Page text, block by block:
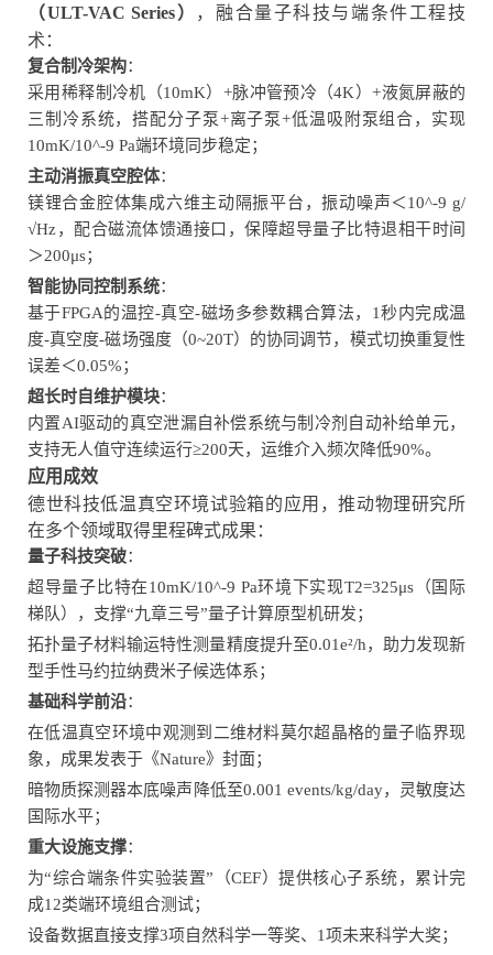
（ULT-VAC Series） ，融合量子科技与端条件工程技
术：
复合制冷架构：
采用稀释制冷机（10mK）+脉冲管预冷（4K）+液氮屏蔽的
三制冷系统，搭配分子泵+离子泵+低温吸附泵组合，实现
10mK/10^-9 Pa端环境同步稳定；
主动消振真空腔体：
镁锂合金腔体集成六维主动隔振平台，振动噪声＜10^-9 g/
√Hz，配合磁流体馈通接口，保障超导量子比特退相干时间
＞200μs；
智能协同控制系统：
基于FPGA的温控-真空-磁场多参数耦合算法，1秒内完成温
度-真空度-磁场强度（0~20T）的协同调节，模式切换重复性
误差＜0.05%；
超长时自维护模块：
内置AI驱动的真空泄漏自补偿系统与制冷剂自动补给单元，
支持无人值守连续运行≥200天，运维介入频次降低90%。
应用成效
德世科技低温真空环境试验箱的应用，推动物理研究所
在多个领域取得里程碑式成果：
量子科技突破：
超导量子比特在10mK/10^-9 Pa环境下实现T2=325μs（国际
梯队），支撑“九章三号”量子计算原型机研发；
拓扑量子材料输运特性测量精度提升至0.01e²/h，助力发现新
型手性马约拉纳费米子候选体系；
基础科学前沿：
在低温真空环境中观测到二维材料莫尔超晶格的量子临界现
象，成果发表于《Nature》封面；
暗物质探测器本底噪声降低至0.001 events/kg/day，灵敏度达
国际水平；
重大设施支撑：
为“综合端条件实验装置”（CEF）提供核心子系统，累计完
成12类端环境组合测试；
设备数据直接支撑3项自然科学一等奖、1项未来科学大奖；